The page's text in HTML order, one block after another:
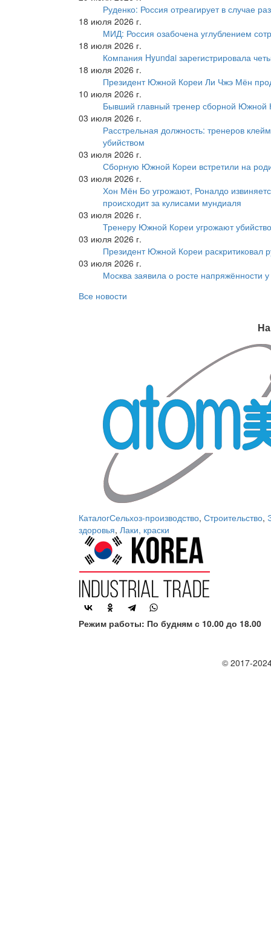
Руденко: Россия отреагирует в случае
18 июля 2026 г.
МИД: Россия озабочена углублением
18 июля 2026 г.
Компания Hyundai зарегистрировала
18 июля 2026 г.
Президент Южной Кореи Ли Чжэ Мён
10 июля 2026 г.
Бывший главный тренер сборной Южной
03 июля 2026 г.
Расстрельная должность: тренеров
убийством
03 июля 2026 г.
Сборную Южной Кореи встретили на
03 июля 2026 г.
Хон Мён Бо угрожают, Роналдо
происходит за кулисами мундиаля
03 июля 2026 г.
Тренеру Южной Кореи угрожают
03 июля 2026 г.
Президент Южной Кореи раскритиковал
03 июля 2026 г.
Москва заявила о росте
Все новости
КаталогСельхоз-производство, Строительство,
здоровья, Лаки, краски
Режим работы: По будням с 10.00 до 18.00
© 2017-